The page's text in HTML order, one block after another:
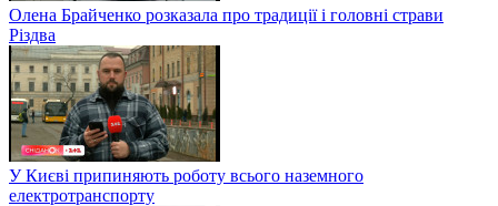
Олена Брайченко розказала про традиції і головні страви
Різдва
У Києві припиняють роботу всього наземного
електротранспорту